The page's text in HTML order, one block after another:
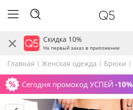
Скидка 10%
На первый заказ в приложении
Главная Женская одежда Брюки
Сегодня промокод УСПЕЙ -10%